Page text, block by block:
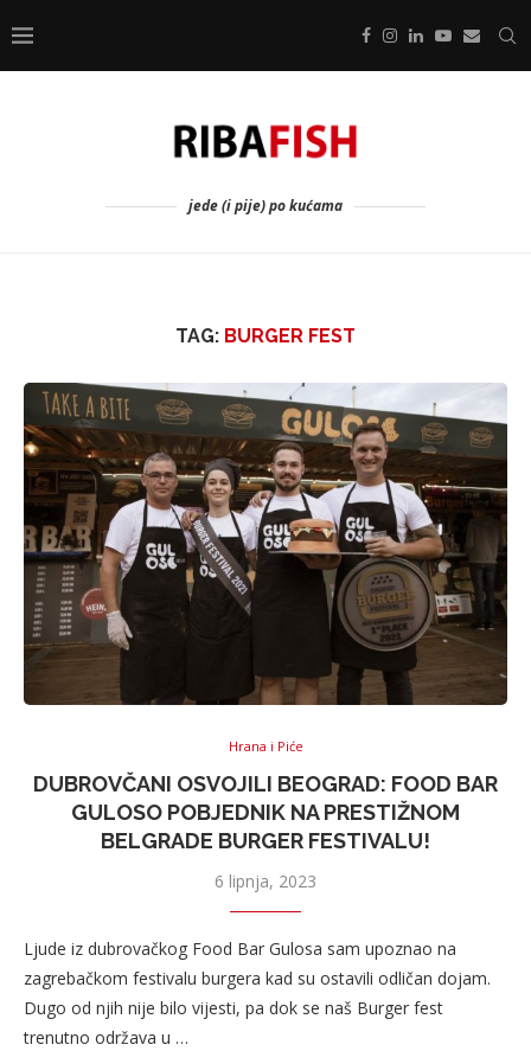
jede (i pije) po kućama
TAG: BURGER FEST
Hrana i Piće
DUBROVČANI OSVOJILI BEOGRAD: FOOD BAR
GULOSO POBJEDNIK NA PRESTIŽNOM
BELGRADE BURGER FESTIVALU!
6 lipnja, 2023
Ljude iz dubrovačkog Food Bar Gulosa sam upoznao na
zagrebačkom festivalu burgera kad su ostavili odličan dojam.
Dugo od njih nije bilo vijesti, pa dok se naš Burger fest
trenutno održava u …